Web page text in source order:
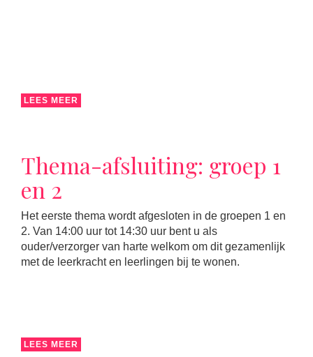
LEES MEER
Thema-afsluiting: groep 1
en 2
Het eerste thema wordt afgesloten in de groepen 1 en
2. Van 14:00 uur tot 14:30 uur bent u als
ouder/verzorger van harte welkom om dit gezamenlijk
met de leerkracht en leerlingen bij te wonen.
LEES MEER